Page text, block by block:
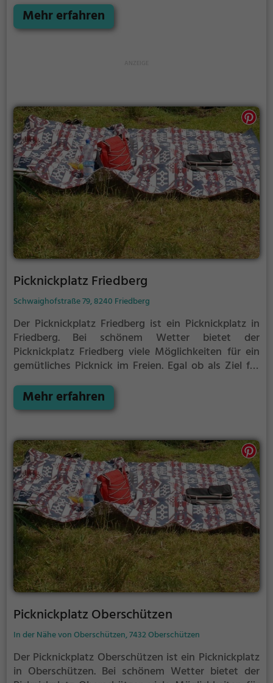
Pause zwischendurch, der Picknickplatz Pinggau
Schäffern ist der perfekte Ort, um die Akkus wieder
Mehr erfahren
Picknickplatz Friedberg
Schwaighofstraße 79, 8240 Friedberg
Der Picknickplatz Friedberg ist ein Picknickplatz in
Friedberg. Bei schönem Wetter bietet der
Picknickplatz Friedberg viele Möglichkeiten für ein
gemütliches Picknick im Freien. Egal ob als Ziel für
zwischendurch, der Picknickplatz Friedberg ist der
perfekte Ort, um die Akkus wieder aufzutanken und
Mehr erfahren
Picknickplatz Oberschützen
In der Nähe von Oberschützen, 7432 Oberschützen
Der Picknickplatz Oberschützen ist ein Picknickplatz
in Oberschützen. Bei schönem Wetter bietet der